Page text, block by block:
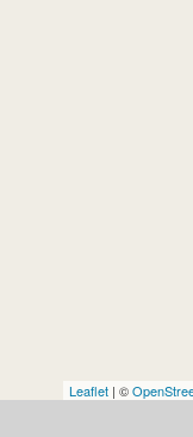
Leaflet | ©